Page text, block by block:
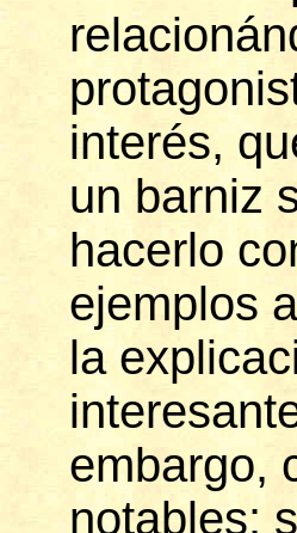
interés,
un barniz
hacerlo
ejemplos
la
embargo,
notables: